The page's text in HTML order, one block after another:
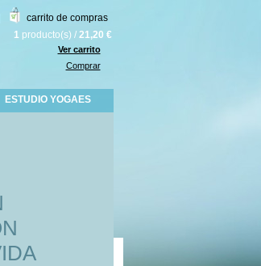
carrito de compras
1 producto(s) / 21,20 €
Ver carrito
Comprar
ESTUDIO YOGAES